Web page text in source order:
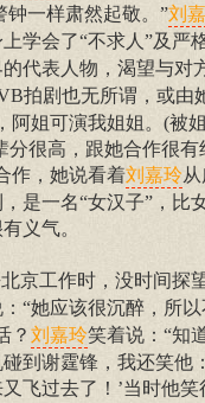
钟一样肃然起敬。”刘
学会了“不求人”及严
代表人物，渴望与对
拍剧也无所谓，或由
阿姐可演我姐姐。(被
分很高，跟她合作很有
作，她说看着刘嘉玲
是一名“女汉子”，比
义气。
京工作时，没时间探
：“她应该很沉醉，所以
？ 刘嘉玲笑着说：“知
到谢霆锋，我还笑他
飞过去了！’当时他笑